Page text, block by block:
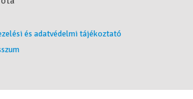
és adatvédelmi tájékoztató